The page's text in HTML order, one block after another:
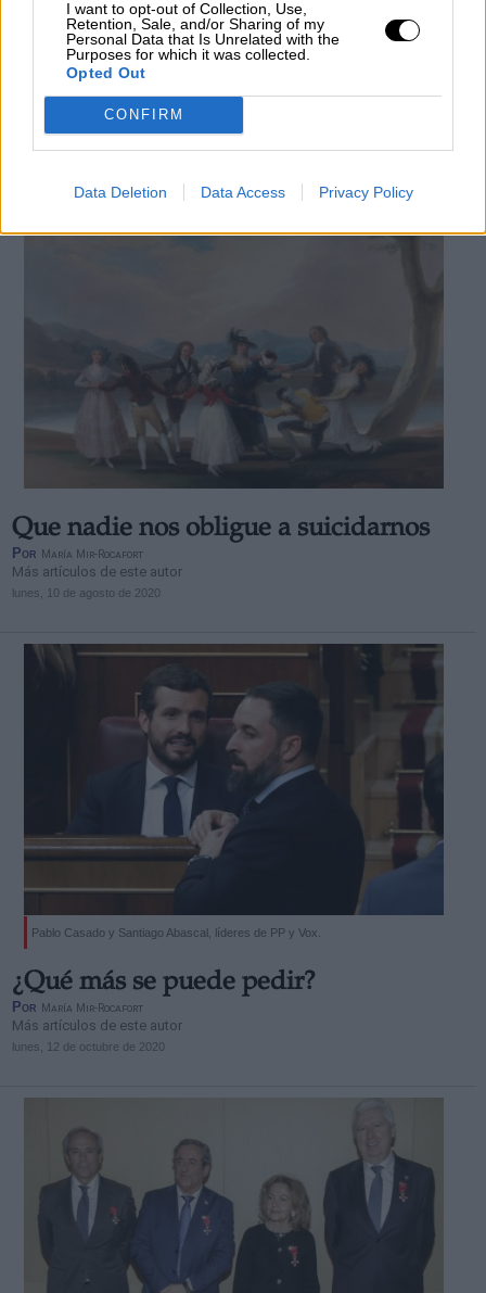
I want to opt-out of Collection, Use,
Retention, Sale, and/or Sharing of my
Personal Data that Is Unrelated with the
Purposes for which it was collected.
Opted Out
CONFIRM
Data Deletion Data Access Privacy Policy
Memoria Democrática es una política
obligatoria de Estado que entronca con
los Derechos Humanos”
Que nadie nos obligue a suicidarnos
Por María Mir-Rocafort
Más artículos de este autor
lunes, 10 de agosto de 2020
Pablo Casado y Santiago Abascal, líderes de PP y Vox.
¿Qué más se puede pedir?
Por María Mir-Rocafort
Más artículos de este autor
lunes, 12 de octubre de 2020